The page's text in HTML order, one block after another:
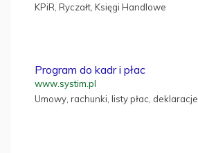
KPiR, Ryczałt, Księgi Handlowe
Program do kadr i płac
www.systim.pl
Umowy, rachunki, listy płac, deklaracje